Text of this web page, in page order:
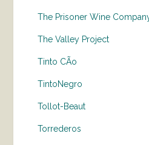
The Prisoner Wine
The Valley Project
Tinto CÃo
TintoNegro
Tollot-Beaut
Torrederos